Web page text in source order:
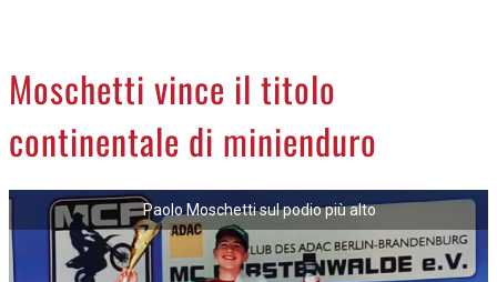
LA PIAZZA
ANIMALI
ACCEDI
Moschetti vince il titolo
continentale di minienduro
Paolo Moschetti sul podio più alto